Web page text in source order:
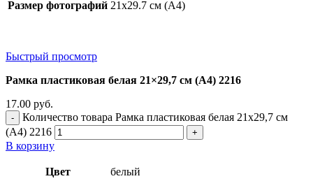
Размер фотографий 21х29.7 см (А4)
Быстрый просмотр
Рамка пластиковая белая 21×29,7 см (А4) 2216
17.00 руб.
Количество товара Рамка пластиковая белая 21x29,7 см
(А4) 2216
В корзину
Цвет белый